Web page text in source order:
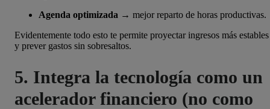
Agenda optimizada → mejor reparto de horas productivas.
Evidentemente todo esto te permite proyectar ingresos más estables
y prever gastos sin sobresaltos.
5. Integra la tecnología como un
acelerador financiero (no como